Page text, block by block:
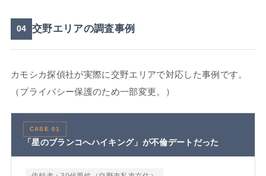
04 交野エリアの調査事例
カモシカ探偵社が実際に交野エリアで対応した事例です。
（プライバシー保護のため一部変更。）
CASE 01
「星のブランコへハイキング」が不倫デートだった